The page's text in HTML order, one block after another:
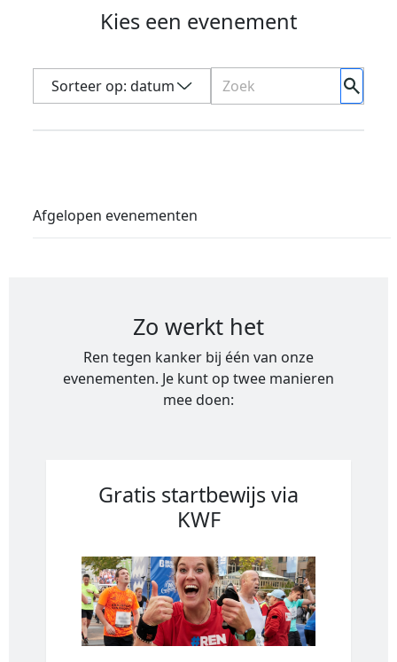
Kies een evenement
datum
Afgelopen evenementen
Zo werkt het
Ren tegen kanker bij één van onze
evenementen. Je kunt op twee manieren
mee doen:
Gratis startbewijs via
KWF